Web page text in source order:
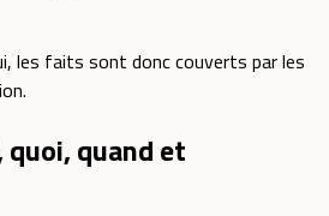
les faits sont donc couverts par les
quoi, quand et